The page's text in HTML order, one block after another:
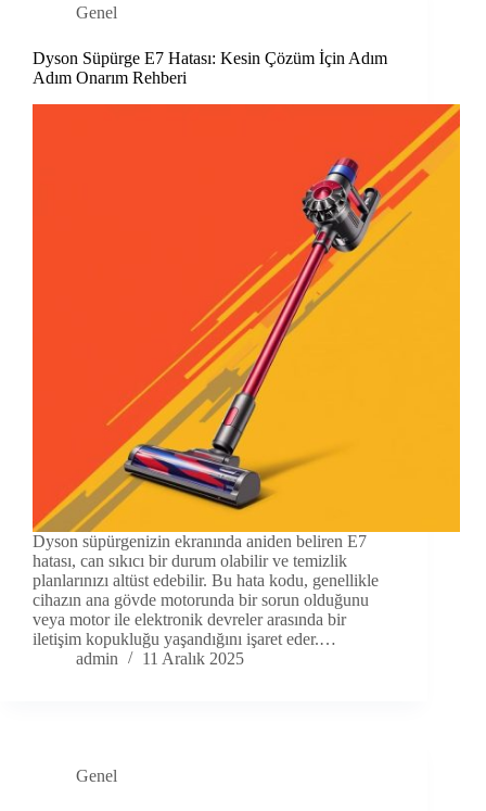
Genel
Dyson Süpürge E7 Hatası: Kesin Çözüm İçin Adım
Adım Onarım Rehberi
Dyson süpürgenizin ekranında aniden beliren E7
hatası, can sıkıcı bir durum olabilir ve temizlik
planlarınızı altüst edebilir. Bu hata kodu, genellikle
cihazın ana gövde motorunda bir sorun olduğunu
veya motor ile elektronik devreler arasında bir
iletişim kopukluğu yaşandığını işaret eder.…
admin
11 Aralık 2025
Genel